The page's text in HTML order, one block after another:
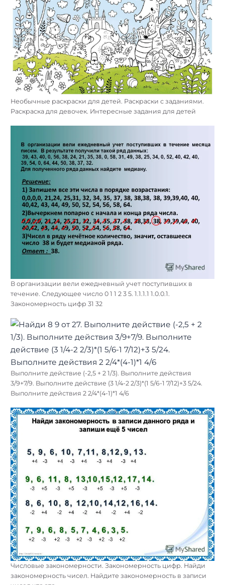
Необычные раскраски для детей. Раскраски с заданиями.
Раскраска для девочек. Интересные задания для детей
В организации вели ежедневный учет поступивших в
течение. Следующее число 0 1 1 2 3 5. 1.1.1.1 1.0.0.1.
Закономерность цифр 31 32
Выполните действие (-2,5 + 2 1/3). Выполните действия
3/9+7/9. Выполните действие (3 1/4-2 2/3)*(1 5/6-1 7/12)+3 5/24.
Выполните действия 2 2/4*(4-1)*1 4/6
Числовые закономерности. Закономерность цифр. Найди
закономерность чисел. Найдите закономерность в записи